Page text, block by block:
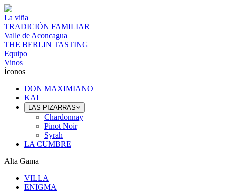
La viña
TRADICIÓN FAMILIAR
Valle de Aconcagua
THE BERLIN TASTING
Equipo
Vinos
Íconos
DON MAXIMIANO
KAI
LAS PIZARRAS
Chardonnay
Pinot Noir
Syrah
LA CUMBRE
Alta Gama
VILLA
ENIGMA